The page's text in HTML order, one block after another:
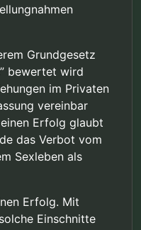
Grundgesetz
bewertet wird
im Privaten
vereinbar
Erfolg glaubt
das Verbot vom
Sexleben als
Erfolg. Mit
Einschnitte